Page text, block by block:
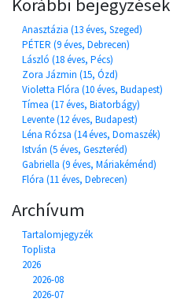
Korábbi bejegyzések
Anasztázia (13 éves, Szeged)
PÉTER (9 éves, Debrecen)
László (18 éves, Pécs)
Zora Jázmin (15, Ózd)
Violetta Flóra (10 éves, Budapest)
Tímea (17 éves, Biatorbágy)
Levente (12 éves, Budapest)
Léna Rózsa (14 éves, Domaszék)
István (5 éves, Geszteréd)
Gabriella (9 éves, Máriakéménd)
Flóra (11 éves, Debrecen)
Archívum
Tartalomjegyzék
Toplista
2026
2026-08
2026-07